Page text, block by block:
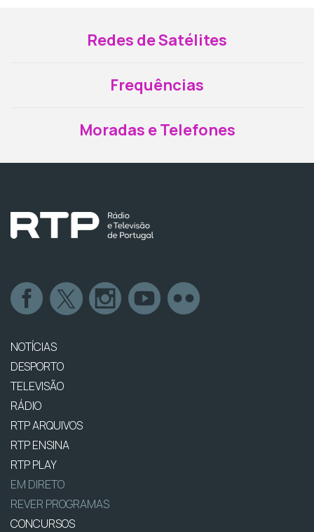
Redes de Satélites
Frequências
Moradas e Telefones
NOTÍCIAS
DESPORTO
TELEVISÃO
RÁDIO
RTP ARQUIVOS
RTP ENSINA
RTP PLAY
EM DIRETO
REVER PROGRAMAS
CONCURSOS